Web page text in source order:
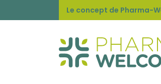
Le concept de Pharma-